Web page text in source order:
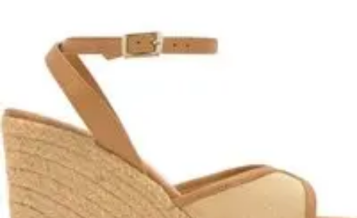
Creatività
Fai da Te Creativo